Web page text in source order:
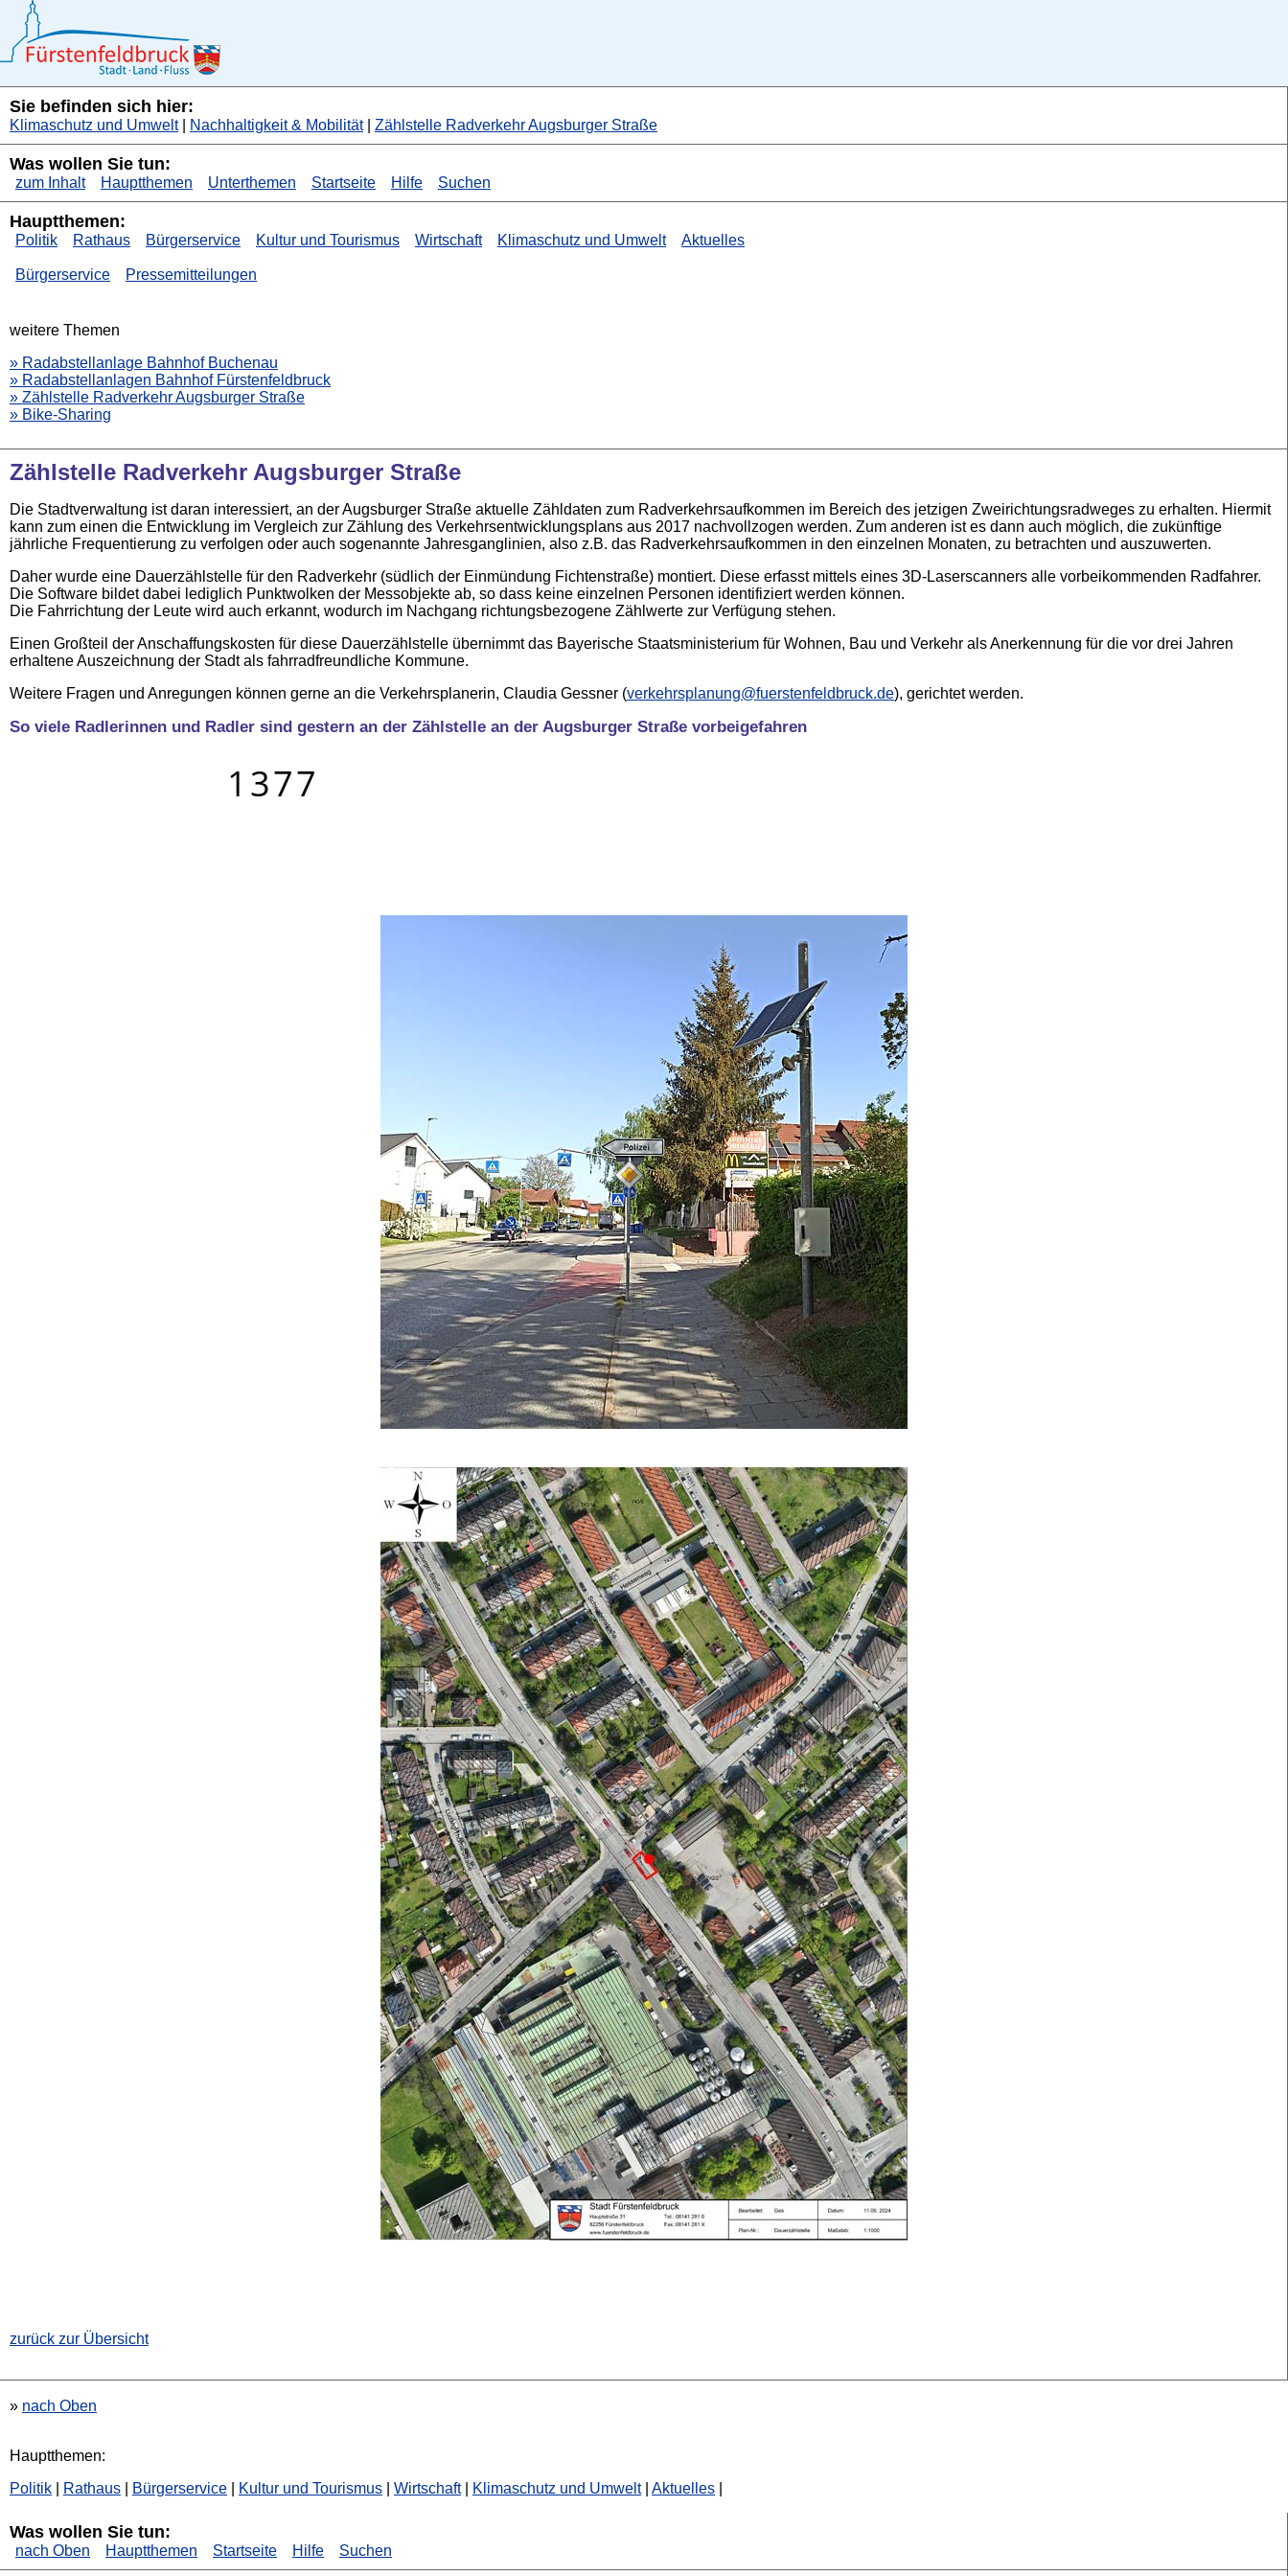
Sie befinden sich hier:
Klimaschutz und Umwelt| Nachhaltigkeit & Mobilität| Zählstelle Radverkehr Augsburger Straße
Was wollen Sie tun:
zum Inhalt Hauptthemen Unterthemen Startseite Hilfe Suchen
Hauptthemen:
Politik Rathaus Bürgerservice Kultur und Tourismus Wirtschaft Klimaschutz und Umwelt Aktuelles
Bürgerservice Pressemitteilungen
weitere Themen
» Radabstellanlage Bahnhof Buchenau
» Radabstellanlagen Bahnhof Fürstenfeldbruck
» Zählstelle Radverkehr Augsburger Straße
» Bike-Sharing
Zählstelle Radverkehr Augsburger Straße
Die Stadtverwaltung ist daran interessiert, an der Augsburger Straße aktuelle Zähldaten zum Radverkehrsaufkommen im Bereich des jetzigen Zweirichtungsradweges zu erhalten. Hiermit
kann zum einen die Entwicklung im Vergleich zur Zählung des Verkehrsentwicklungsplans aus 2017 nachvollzogen werden. Zum anderen ist es dann auch möglich, die zukünftige
jährliche Frequentierung zu verfolgen oder auch sogenannte Jahresganglinien, also z.B. das Radverkehrsaufkommen in den einzelnen Monaten, zu betrachten und auszuwerten.
Daher wurde eine Dauerzählstelle für den Radverkehr (südlich der Einmündung Fichtenstraße) montiert. Diese erfasst mittels eines 3D-Laserscanners alle vorbeikommenden Radfahrer.
Die Software bildet dabei lediglich Punktwolken der Messobjekte ab, so dass keine einzelnen Personen identifiziert werden können.
Die Fahrrichtung der Leute wird auch erkannt, wodurch im Nachgang richtungsbezogene Zählwerte zur Verfügung stehen.
Einen Großteil der Anschaffungskosten für diese Dauerzählstelle übernimmt das Bayerische Staatsministerium für Wohnen, Bau und Verkehr als Anerkennung für die vor drei Jahren
erhaltene Auszeichnung der Stadt als fahrradfreundliche Kommune.
Weitere Fragen und Anregungen können gerne an die Verkehrsplanerin, Claudia Gessner (verkehrsplanung@fuerstenfeldbruck.de), gerichtet werden.
So viele Radlerinnen und Radler sind gestern an der Zählstelle an der Augsburger Straße vorbeigefahren
zurück zur Übersicht
» nach Oben
Hauptthemen:
Politik
Rathaus Bürgerservice Kultur und Tourismus Wirtschaft| Klimaschutz und Umwelt| Aktuelles
Was wollen Sie tun:
nach Oben Hauptthemen Startseite Hilfe Suchen